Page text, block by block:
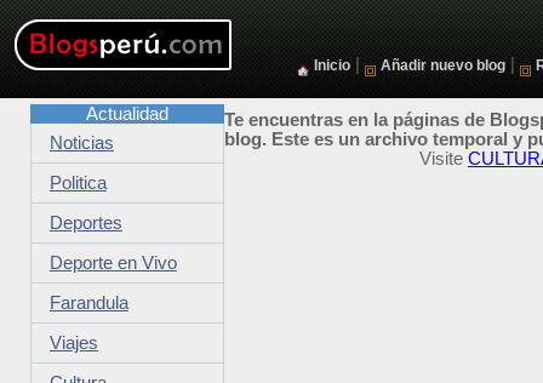
Inicio Añadir nuevo blog
Te encuentras en la páginas de
blog. Este es un archivo temporal y
Visite
Actualidad
Noticias
Politica
Deportes
Deporte en Vivo
Farandula
Viajes